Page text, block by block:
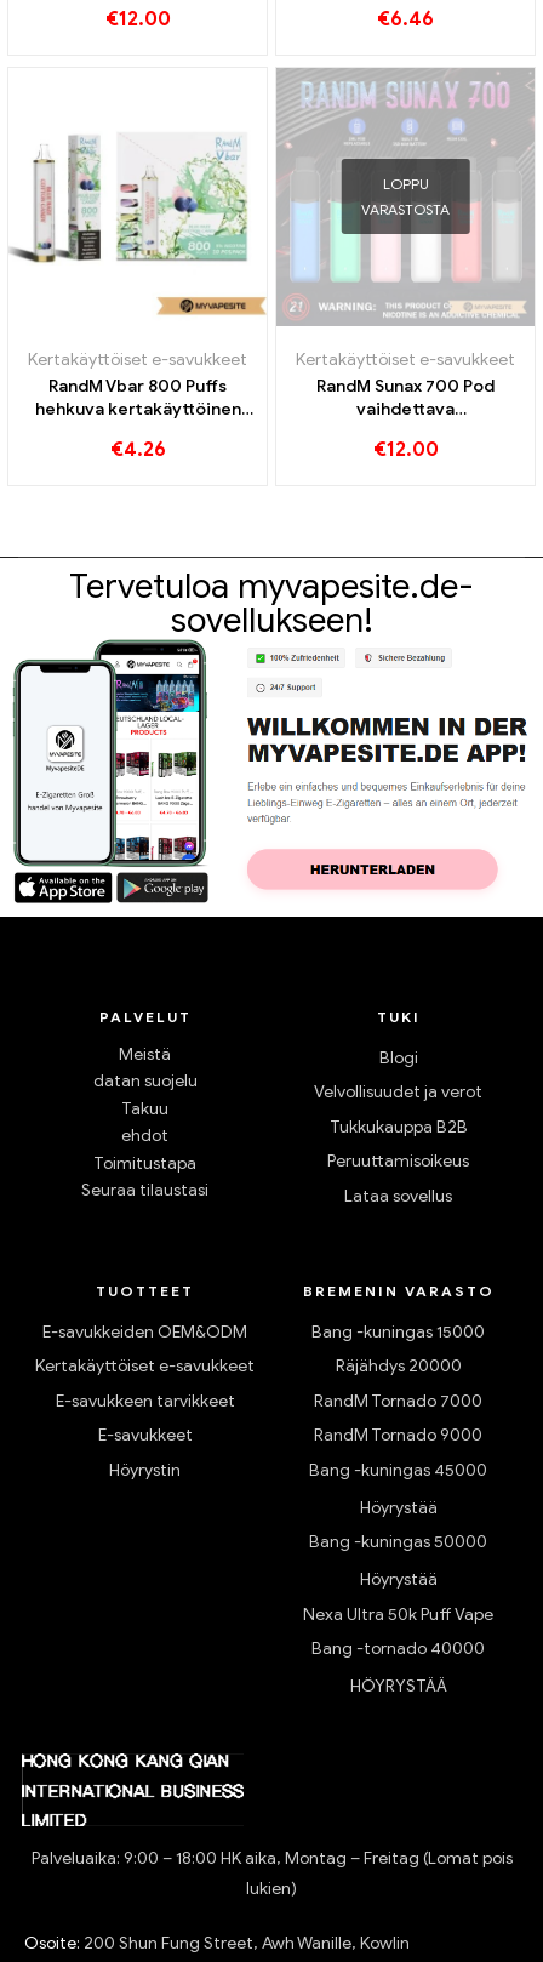
€12.00 €6.46
Kertakäyttöiset e-savukkeet
RandM Vbar 800 Puffs
hehkuva kertakäyttöinen
€4.26
LOPPU
VARASTOSTA
Kertakäyttöiset e-savukkeet
RandM Sunax 700 Pod
vaihdettava
€12.00
Tervetuloa myvapesite.de-
sovellukseen!
PALVELUT
Meistä
datan suojelu
Takuu
ehdot
Toimitustapa
Seuraa tilaustasi
TUKI
Blogi
Velvollisuudet ja verot
Tukkukauppa B2B
Peruuttamisoikeus
Lataa sovellus
TUOTTEET
E-savukkeiden OEM&ODM
Kertakäyttöiset e-savukkeet
E-savukkeen tarvikkeet
E-savukkeet
Höyrystin
BREMENIN VARASTO
Bang -kuningas 15000
Räjähdys 20000
RandM Tornado 7000
RandM Tornado 9000
Bang -kuningas 45000
Höyrystää
Bang -kuningas 50000
Höyrystää
Nexa Ultra 50k Puff Vape
Bang -tornado 40000
HÖYRYSTÄÄ
Palveluaika: 9:00 – 18:00 HK aika, Montag – Freitag (Lomat pois
lukien)
Osoite: 200 Shun Fung Street, Awh Wanille, Kowlin